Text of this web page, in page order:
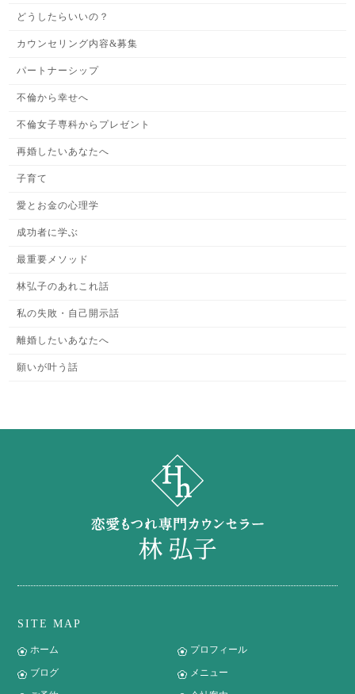
どうしたらいいの？
カウンセリング内容&募集
パートナーシップ
不倫から幸せへ
不倫女子専科からプレゼント
再婚したいあなたへ
子育て
愛とお金の心理学
成功者に学ぶ
最重要メソッド
林弘子のあれこれ話
私の失敗・自己開示話
離婚したいあなたへ
願いが叶う話
SITE MAP
ホーム プロフィール
ブログ メニュー